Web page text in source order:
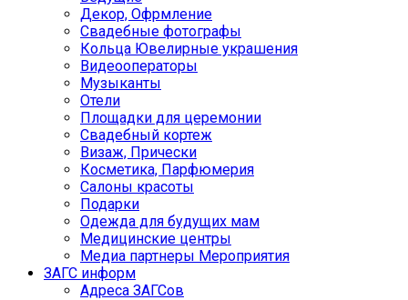
Декор, Офрмление
Свадебные фотографы
Кольца Ювелирные украшения
Видеооператоры
Музыканты
Отели
Площадки для церемонии
Свадебный кортеж
Визаж, Прически
Косметика, Парфюмерия
Салоны красоты
Подарки
Одежда для будущих мам
Медицинские центры
Медиа партнеры Мероприятия
ЗАГС информ
Адреса ЗАГСов